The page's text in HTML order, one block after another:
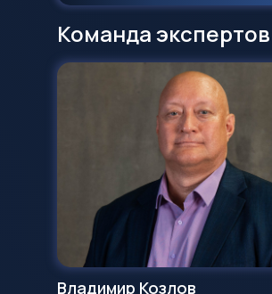
Владимир Козлов
Команда экспертов